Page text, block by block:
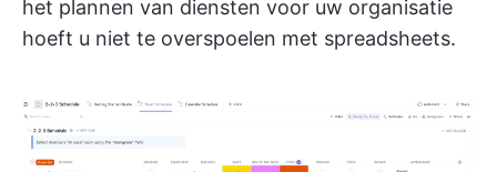
het plannen van diensten voor uw organisatie
hoeft u niet te overspoelen met spreadsheets.